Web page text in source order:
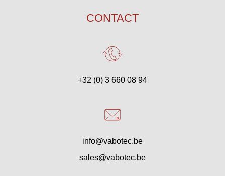
CONTACT
+32 (0) 3 660 08 94
info@vabotec.be
sales@vabotec.be